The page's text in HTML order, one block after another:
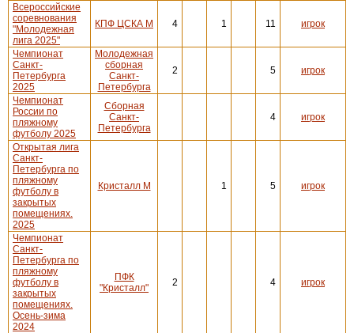
Всероссийские
соревнования
"Молодежная
лига 2025"
КПФ ЦСКА М 4 1 11 игрок
Чемпионат
Санкт-
Петербурга
2025
Молодежная
сборная
Санкт-
Петербурга
2 5 игрок
Чемпионат
России по
пляжному
футболу 2025
Сборная
Санкт-
Петербурга
4 игрок
Открытая лига
Санкт-
Петербурга по
пляжному
футболу в
закрытых
помещениях.
2025
Кристалл М 1 5 игрок
Чемпионат
Санкт-
Петербурга по
пляжному
футболу в
закрытых
помещениях.
Осень-зима
2024
ПФК
"Кристалл"
2 4 игрок